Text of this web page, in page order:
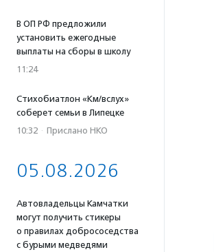
В ОП РФ предложили
установить ежегодные
выплаты на сборы в школу
11:24
Стихобиатлон «Км/вслух»
соберет семьи в Липецке
10:32 · Прислано НКО
05.08.2026
Автовладельцы Камчатки
могут получить стикеры
о правилах добрососедства
с бурыми медведями